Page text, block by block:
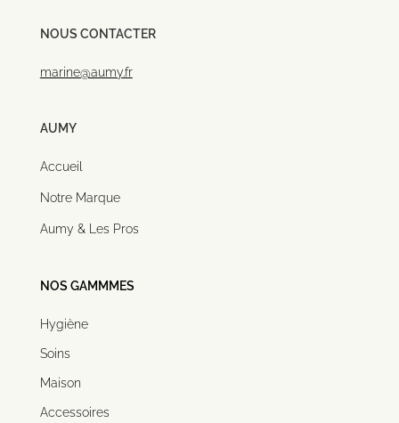
NOUS CONTACTER
marine@aumy.fr
AUMY
Accueil
Notre Marque
Aumy & Les Pros
NOS GAMMMES
Hygiène
Soins
Maison
Accessoires